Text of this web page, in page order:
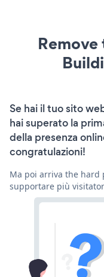
Se hai il tuo sito
hai superato la
della presenza
congratulazioni!
Ma poi arriva the hard
supportare più